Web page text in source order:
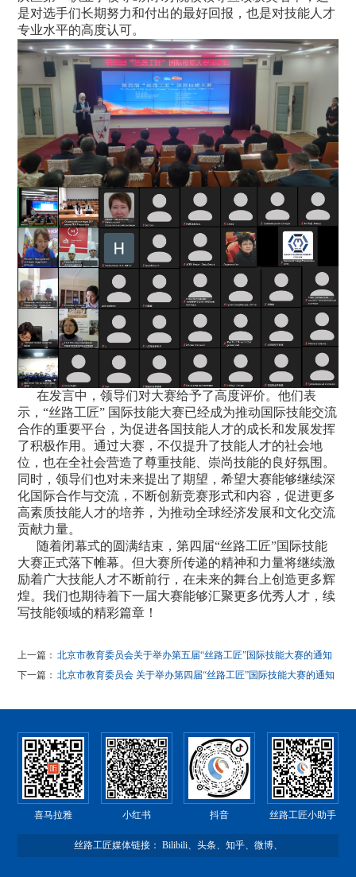
是对选手们长期努力和付出的最好回报，也是对技能人才
专业水平的高度认可。
在发言中，领导们对大赛给予了高度评价。他们表
示，“丝路工匠” 国际技能大赛已经成为推动国际技能交流
合作的重要平台，为促进各国技能人才的成长和发展发挥
了积极作用。通过大赛，不仅提升了技能人才的社会地
位，也在全社会营造了尊重技能、崇尚技能的良好氛围。
同时，领导们也对未来提出了期望，希望大赛能够继续深
化国际合作与交流，不断创新竞赛形式和内容，促进更多
高素质技能人才的培养，为推动全球经济发展和文化交流
贡献力量。
随着闭幕式的圆满结束，第四届“丝路工匠”国际技能
大赛正式落下帷幕。但大赛所传递的精神和力量将继续激
励着广大技能人才不断前行，在未来的舞台上创造更多辉
煌。我们也期待着下一届大赛能够汇聚更多优秀人才，续
写技能领域的精彩篇章！
上一篇： 北京市教育委员会关于举办第五届“丝路工匠”国际技能大赛的通知
下一篇： 北京市教育委员会 关于举办第四届“丝路工匠”国际技能大赛的通知
喜马拉雅 小红书 抖音 丝路工匠小助手
丝路工匠媒体链接： Bilibili、 头条、 知乎、 微博、